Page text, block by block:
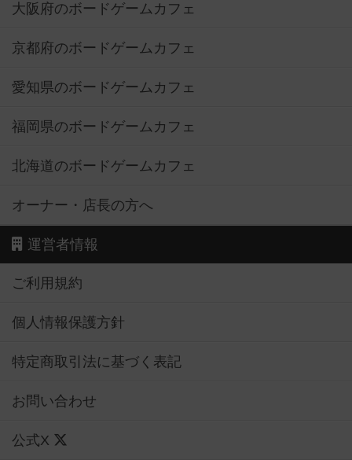
大阪府のボードゲームカフェ
京都府のボードゲームカフェ
愛知県のボードゲームカフェ
福岡県のボードゲームカフェ
北海道のボードゲームカフェ
オーナー・店長の方へ
運営者情報
ご利用規約
個人情報保護方針
特定商取引法に基づく表記
お問い合わせ
公式X